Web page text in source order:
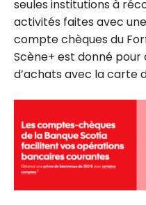
seules institutions à
activités faites avec
compte chèques du
Scène+ est donné
d’achats avec la carte